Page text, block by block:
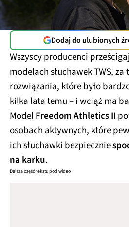
Dodaj do ulubionych
Wszyscy producenci
modelach słuchawek TWS,
rozwiązania, które było
kilka lata temu – i wciąż ma
Model Freedom Athletics II
osobach aktywnych, które
ich słuchawki bezpiecznie
na karku.
Dalsza część tekstu pod wideo